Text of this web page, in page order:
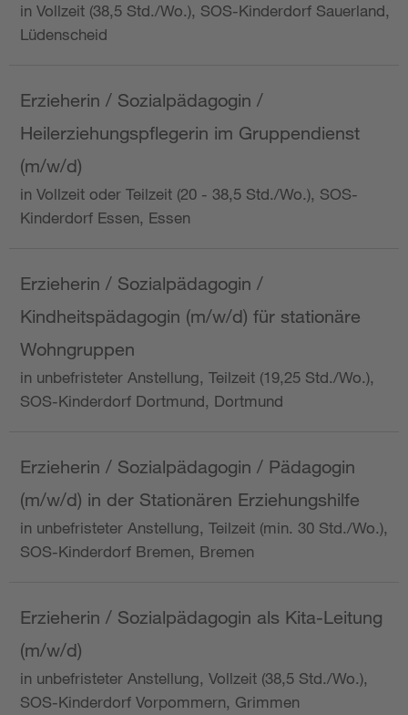
in Vollzeit (38,5 Std./Wo.), SOS-Kinderdorf Sauerland,
Lüdenscheid
Erzieherin / Sozialpädagogin /
Heilerziehungspflegerin im Gruppendienst
(m/w/d)
in Vollzeit oder Teilzeit (20 - 38,5 Std./Wo.), SOS-
Kinderdorf Essen, Essen
Erzieherin / Sozialpädagogin /
Kindheitspädagogin (m/w/d) für stationäre
Wohngruppen
in unbefristeter Anstellung, Teilzeit (19,25 Std./Wo.),
SOS-Kinderdorf Dortmund, Dortmund
Erzieherin / Sozialpädagogin / Pädagogin
(m/w/d) in der Stationären Erziehungshilfe
in unbefristeter Anstellung, Teilzeit (min. 30 Std./Wo.),
SOS-Kinderdorf Bremen, Bremen
Erzieherin / Sozialpädagogin als Kita-Leitung
(m/w/d)
in unbefristeter Anstellung, Vollzeit (38,5 Std./Wo.),
SOS-Kinderdorf Vorpommern, Grimmen